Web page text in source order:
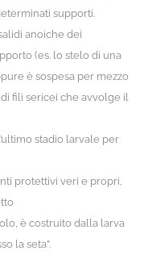
supporti.
anoiche dei
(es. lo stelo di una
è sospesa per mezzo
fili sericei che avvolge il
stadio larvale per
protettivi veri e propri,
è costruito dalla larva
la seta”.